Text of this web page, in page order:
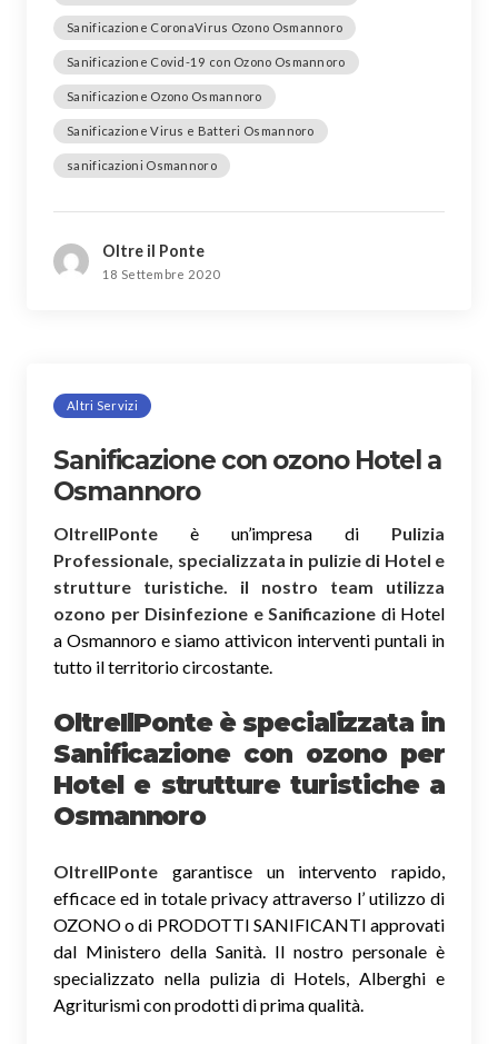
Sanificazione CoronaVirus Ozono Osmannoro
Sanificazione Covid-19 con Ozono Osmannoro
Sanificazione Ozono Osmannoro
Sanificazione Virus e Batteri Osmannoro
sanificazioni Osmannoro
Oltre il Ponte
18 Settembre 2020
Altri Servizi
Sanificazione con ozono Hotel a
Osmannoro
OltreIlPonte è un’impresa di Pulizia
Professionale, specializzata in pulizie di Hotel e
strutture turistiche. il nostro team utilizza
ozono per Disinfezione e Sanificazione di Hotel
a Osmannoro e siamo attivicon interventi puntali in
tutto il territorio circostante.
OltreIlPonte è specializzata in
Sanificazione con ozono per
Hotel e strutture turistiche a
Osmannoro
OltreIlPonte garantisce un intervento rapido,
efficace ed in totale privacy attraverso l’ utilizzo di
OZONO o di PRODOTTI SANIFICANTI approvati
dal Ministero della Sanità. Il nostro personale è
specializzato nella pulizia di Hotels, Alberghi e
Agriturismi con prodotti di prima qualità.